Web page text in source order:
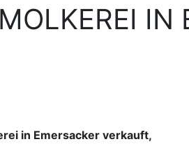
IN
in Emersacker verkauft,